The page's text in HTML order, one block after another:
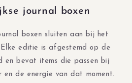
journal boxen
boxen sluiten aan bij het
editie is afgestemd op de
en bevat items die passen bij
en de energie van dat moment.